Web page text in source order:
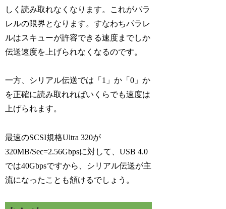
しく読み取れなくなります。これがパラ
レルの限界となります。すなわちパラレ
ルはスキューが許容できる速度までしか
伝送速度を上げられなくなるのです。
一方、シリアル伝送では「1」か「0」か
を正確に読み取れればいくらでも速度は
上げられます。
最速のSCSI規格Ultra 320が
320MB/Sec=2.56Gbpsに対して、USB 4.0
では40Gbpsですから、シリアル伝送が主
流になったことも頷けるでしょう。